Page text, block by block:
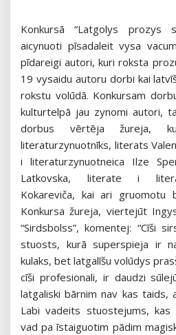
Konkursā “Latgolys prozys
aicynuoti pīsadaleit vysa
pīdareigi autori, kuri roksta
19 vysaidu autoru dorbi kai
rokstu volūdā. Konkursam
kulturtelpā jau zynomi autori,
dorbus vērtēja žureja,
literaturzynuotnīks, literats
i literaturzynuotneica Ilze
Latkovska, literate i
Kokareviča, kai ari gruomotu
Konkursa žureja, viertejūt
“Sirdsbolss”, komentej: “Cīši
stuosts, kurā superspieja ir
kulaks, bet latgalīšu volūdys
cīši profesionali, ir daudzi
latgaliski bārnim nav kas taids,
Labi vadeits stuostejums,
vad pa īstaiguotim pādim